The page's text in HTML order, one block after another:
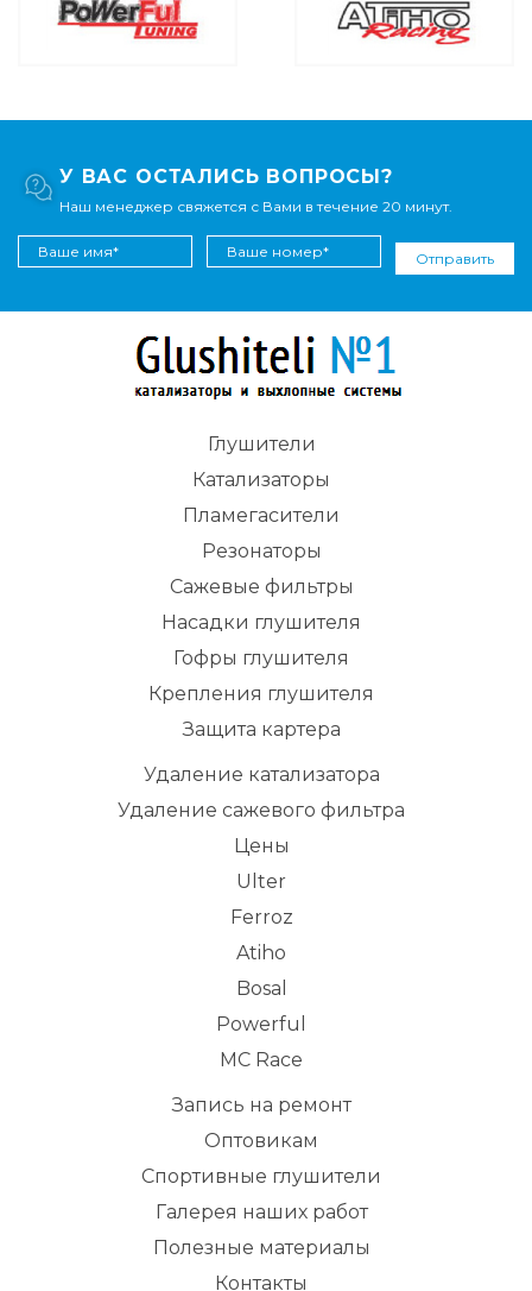
У ВАС ОСТАЛИСЬ ВОПРОСЫ?
Наш менеджер свяжется с Вами в течение 20 минут.
Отправить
Глушители
Катализаторы
Пламегасители
Резонаторы
Сажевые фильтры
Насадки глушителя
Гофры глушителя
Крепления глушителя
Защита картера
Удаление катализатора
Удаление сажевого фильтра
Цены
Ulter
Ferroz
Atiho
Bosal
Powerful
MC Race
Запись на ремонт
Оптовикам
Спортивные глушители
Галерея наших работ
Полезные материалы
Контакты